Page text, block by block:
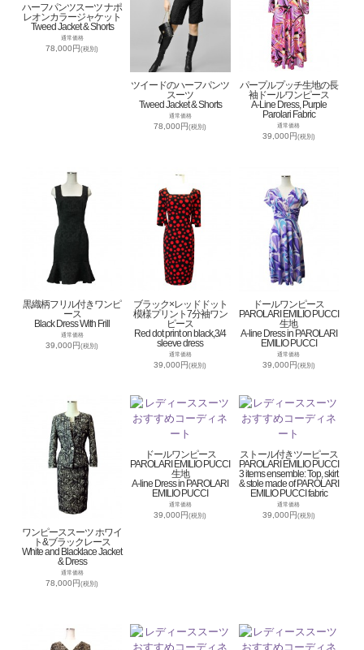
ハーフパンツスーツ ナポ
レオンカラージャケット
Tweed Jacket & Shorts
通常価格
78,000円(税別)
ツイードのハーフパンツ
スーツ
Tweed Jacket & Shorts
通常価格
78,000円(税別)
パープルプッチ生地の長
袖ドールワンピース
A-Line Dress, Purple
Parolari Fabric
通常価格
39,000円(税別)
黒織柄フリル付きワンピ
ース
Black Dress With Frill
通常価格
39,000円(税別)
ブラック×レッドドット
模様プリント7分袖ワン
ピース
Red dot print on black,3/4
sleeve dress
通常価格
39,000円(税別)
ドールワンピース
PAROLARI EMILIO PUCCI
生地
A-line Dress in PAROLARI
EMILIO PUCCI
通常価格
39,000円(税別)
ワンピーススーツ ホワイ
ト&ブラックレース
White and Blacklace Jacket
& Dress
通常価格
78,000円(税別)
ドールワンピース
PAROLARI EMILIO PUCCI
生地
A-line Dress in PAROLARI
EMILIO PUCCI
通常価格
39,000円(税別)
ストール付きツーピース
PAROLARI EMILIO PUCCI
3 items ensemble: Top, skirt
& stole made of PAROLARI
EMILIO PUCCI fabric
通常価格
39,000円(税別)